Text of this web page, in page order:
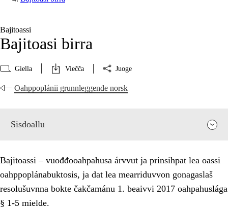
Bajitoassi
Bajitoasi birra
Giella Viečča Juoge
Oahppoplánii grunnleggende norsk
Sisdoallu
Bajitoassi – vuođđooahpahusa árvvut ja prinsihpat lea oassi
oahppoplánabuktosis, ja dat lea mearriduvvon gonagaslaš
resolušuvnna bokte čakčamánu 1. beaivvi 2017 oahpahuslága
§ 1-5 mielde.